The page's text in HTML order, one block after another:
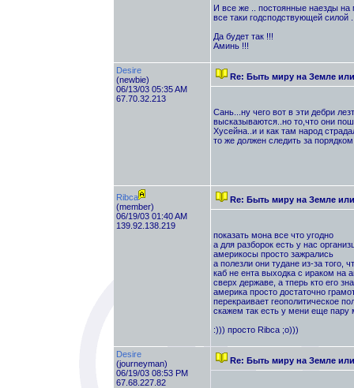
И все же .. постоянные наезды на
все таки годсподствующей
Да будет так !!!
Аминь !!!
Desire
(newbie)
06/13/03 05:35 AM
67.70.32.213
Re: Быть миру на Земле
Сань...ну чего вот в эти дебри
высказываются..но то,что они
Хусейна..и и как там народ
то же должен следить за
Ribca
(member)
06/19/03 01:40 AM
139.92.138.219
Re: Быть миру на Земле
показать мона все что угодно
а для разборок есть у нас
америкосы просто зажрались
а полезли они тудане из-за того,
каб не ента выходка с ираком на
сверх державе, а тперь кто его
америка просто достаточно
перекраивает геополитическое
скажем так есть у мени еще
:))) просто Ribca ;о)))
Desire
(journeyman)
06/19/03 08:53 PM
67.68.227.82
Re: Быть миру на Земле